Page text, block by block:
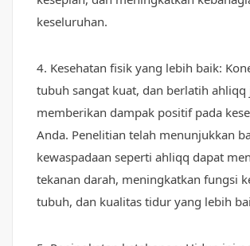
keseluruhan.
4. Kesehatan fisik yang lebih baik:
tubuh sangat kuat, dan berlatih ahliqq
memberikan dampak positif pada
Anda. Penelitian telah menunjukkan
kewaspadaan seperti ahliqq dapat
tekanan darah, meningkatkan fungsi
tubuh, dan kualitas tidur yang lebih